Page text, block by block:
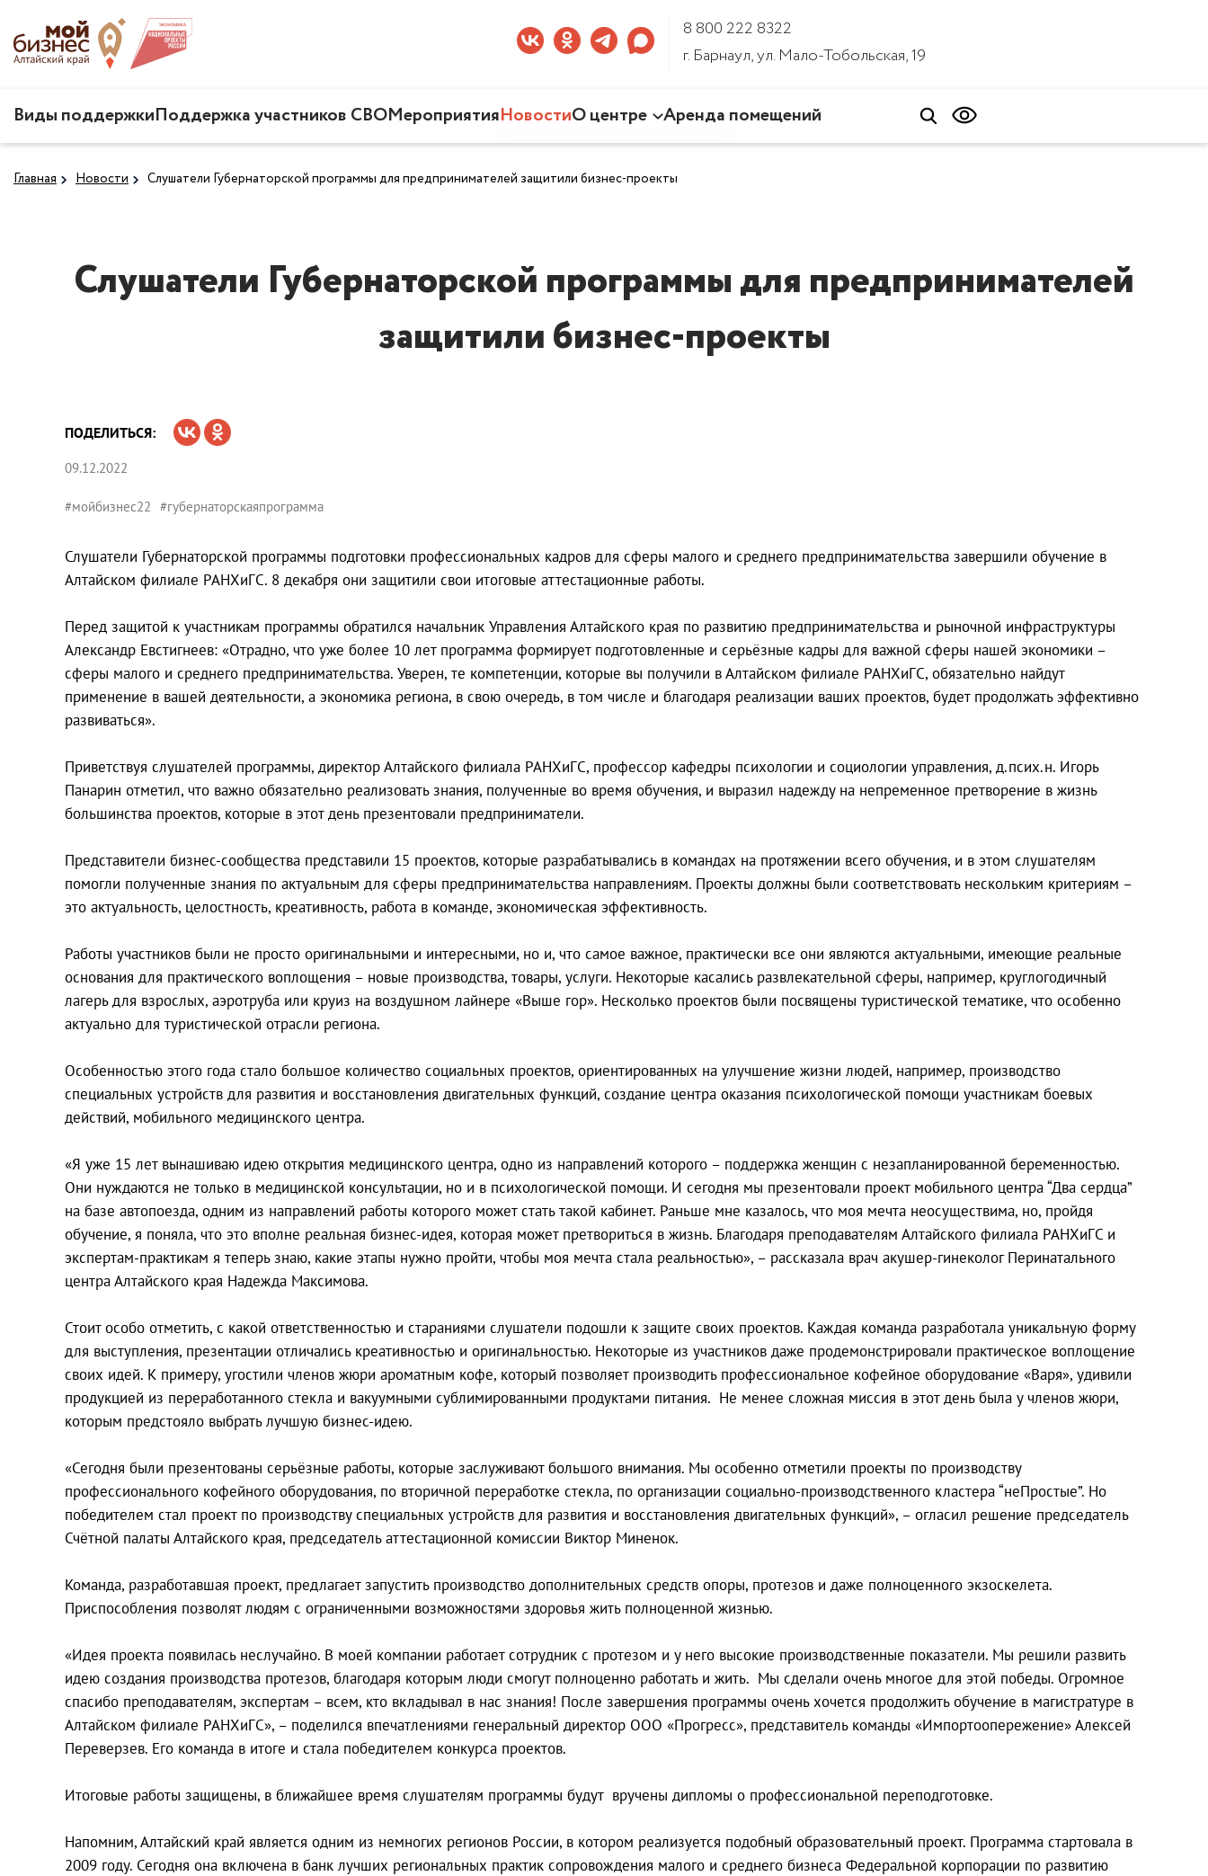
8 800 222 8322
г. Барнаул, ул. Мало-Тобольская, 19
Виды поддержкиПоддержка участников СВОМероприятияНовостиО центре
Команда Центра
3D-тур по Центру
Аренда помещений
Главная Новости Слушатели Губернаторской программы для предпринимателей защитили бизнес-проекты
Слушатели Губернаторской программы для предпринимателей
защитили бизнес-проекты
ПОДЕЛИТЬСЯ:
09.12.2022
#мойбизнес22 #губернаторскаяпрограмма
Слушатели Губернаторской программы подготовки профессиональных кадров для сферы малого и среднего предпринимательства завершили обучение в
Алтайском филиале РАНХиГС. 8 декабря они защитили свои итоговые аттестационные работы.
Перед защитой к участникам программы обратился начальник Управления Алтайского края по развитию предпринимательства и рыночной инфраструктуры
Александр Евстигнеев: «Отрадно, что уже более 10 лет программа формирует подготовленные и серьёзные кадры для важной сферы нашей экономики –
сферы малого и среднего предпринимательства. Уверен, те компетенции, которые вы получили в Алтайском филиале РАНХиГС, обязательно найдут
применение в вашей деятельности, а экономика региона, в свою очередь, в том числе и благодаря реализации ваших проектов, будет продолжать эффективно
развиваться».
Приветствуя слушателей программы, директор Алтайского филиала РАНХиГС, профессор кафедры психологии и социологии управления, д.псих.н. Игорь
Панарин отметил, что важно обязательно реализовать знания, полученные во время обучения, и выразил надежду на непременное претворение в жизнь
большинства проектов, которые в этот день презентовали предприниматели.
Представители бизнес-сообщества представили 15 проектов, которые разрабатывались в командах на протяжении всего обучения, и в этом слушателям
помогли полученные знания по актуальным для сферы предпринимательства направлениям. Проекты должны были соответствовать нескольким критериям –
это актуальность, целостность, креативность, работа в команде, экономическая эффективность.
Работы участников были не просто оригинальными и интересными, но и, что самое важное, практически все они являются актуальными, имеющие реальные
основания для практического воплощения – новые производства, товары, услуги. Некоторые касались развлекательной сферы, например, круглогодичный
лагерь для взрослых, аэротруба или круиз на воздушном лайнере «Выше гор». Несколько проектов были посвящены туристической тематике, что особенно
актуально для туристической отрасли региона.
Особенностью этого года стало большое количество социальных проектов, ориентированных на улучшение жизни людей, например, производство
специальных устройств для развития и восстановления двигательных функций, создание центра оказания психологической помощи участникам боевых
действий, мобильного медицинского центра.
«Я уже 15 лет вынашиваю идею открытия медицинского центра, одно из направлений которого – поддержка женщин с незапланированной беременностью.
Они нуждаются не только в медицинской консультации, но и в психологической помощи. И сегодня мы презентовали проект мобильного центра “Два сердца”
на базе автопоезда, одним из направлений работы которого может стать такой кабинет. Раньше мне казалось, что моя мечта неосуществима, но, пройдя
обучение, я поняла, что это вполне реальная бизнес-идея, которая может претвориться в жизнь. Благодаря преподавателям Алтайского филиала РАНХиГС и
экспертам-практикам я теперь знаю, какие этапы нужно пройти, чтобы моя мечта стала реальностью», – рассказала врач акушер-гинеколог Перинатального
центра Алтайского края Надежда Максимова.
Стоит особо отметить, с какой ответственностью и стараниями слушатели подошли к защите своих проектов. Каждая команда разработала уникальную форму
для выступления, презентации отличались креативностью и оригинальностью. Некоторые из участников даже продемонстрировали практическое воплощение
своих идей. К примеру, угостили членов жюри ароматным кофе, который позволяет производить профессиональное кофейное оборудование «Варя», удивили
продукцией из переработанного стекла и вакуумными сублимированными продуктами питания. Не менее сложная миссия в этот день была у членов жюри,
которым предстояло выбрать лучшую бизнес-идею.
«Сегодня были презентованы серьёзные работы, которые заслуживают большого внимания. Мы особенно отметили проекты по производству
профессионального кофейного оборудования, по вторичной переработке стекла, по организации социально-производственного кластера “неПростые”. Но
победителем стал проект по производству специальных устройств для развития и восстановления двигательных функций», – огласил решение председатель
Счётной палаты Алтайского края, председатель аттестационной комиссии Виктор Миненок.
Команда, разработавшая проект, предлагает запустить производство дополнительных средств опоры, протезов и даже полноценного экзоскелета.
Приспособления позволят людям с ограниченными возможностями здоровья жить полноценной жизнью.
«Идея проекта появилась неслучайно. В моей компании работает сотрудник с протезом и у него высокие производственные показатели. Мы решили развить
идею создания производства протезов, благодаря которым люди смогут полноценно работать и жить. Мы сделали очень многое для этой победы. Огромное
спасибо преподавателям, экспертам – всем, кто вкладывал в нас знания! После завершения программы очень хочется продолжить обучение в магистратуре в
Алтайском филиале РАНХиГС», – поделился впечатлениями генеральный директор ООО «Прогресс», представитель команды «Импортоопережение» Алексей
Переверзев. Его команда в итоге и стала победителем конкурса проектов.
Итоговые работы защищены, в ближайшее время слушателям программы будут вручены дипломы о профессиональной переподготовке.
Напомним, Алтайский край является одним из немногих регионов России, в котором реализуется подобный образовательный проект. Программа стартовала в
2009 году. Сегодня она включена в банк лучших региональных практик сопровождения малого и среднего бизнеса Федеральной корпорации по развитию